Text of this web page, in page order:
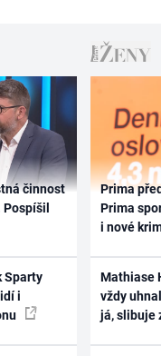
činnost
Pospíšil
Sparty
i
Prima
Prima
i nové
Mathiase
vždy
já, slibuje